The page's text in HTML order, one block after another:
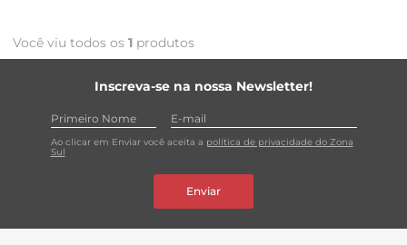
Você viu todos os 1 produtos
Inscreva-se na nossa Newsletter!
Ao clicar em Enviar você aceita a política de privacidade do Zona
Sul
Enviar